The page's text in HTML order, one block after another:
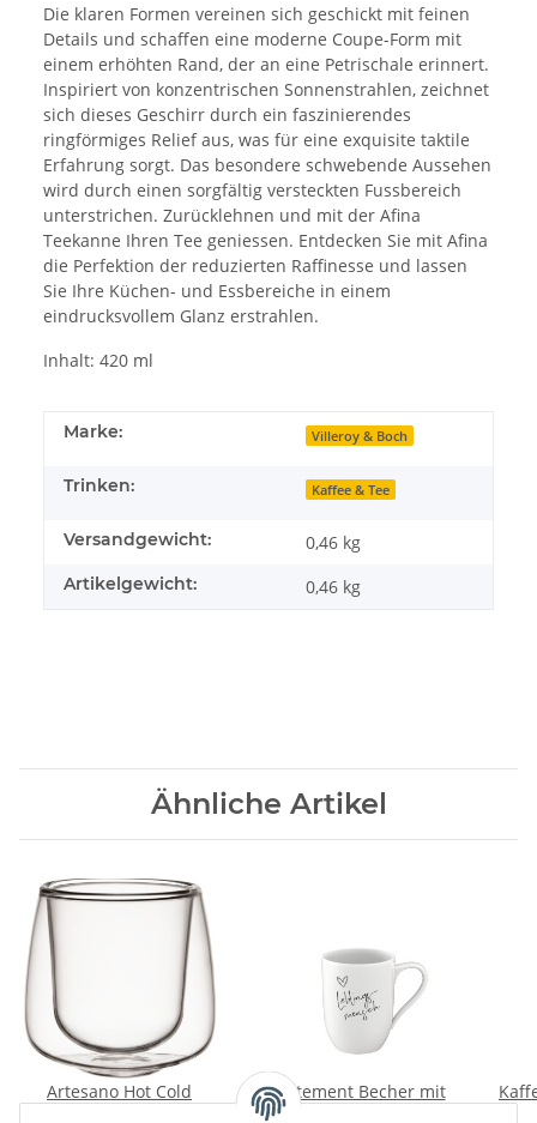
Die klaren Formen vereinen sich geschickt mit feinen
Details und schaffen eine moderne Coupe-Form mit
einem erhöhten Rand, der an eine Petrischale erinnert.
Inspiriert von konzentrischen Sonnenstrahlen, zeichnet
sich dieses Geschirr durch ein faszinierendes
ringförmiges Relief aus, was für eine exquisite taktile
Erfahrung sorgt. Das besondere schwebende Aussehen
wird durch einen sorgfältig versteckten Fussbereich
unterstrichen. Zurücklehnen und mit der Afina
Teekanne Ihren Tee geniessen. Entdecken Sie mit Afina
die Perfektion der reduzierten Raffinesse und lassen
Sie Ihre Küchen- und Essbereiche in einem
eindrucksvollem Glanz erstrahlen.
Inhalt: 420 ml
Marke: Villeroy & Boch
Trinken: Kaffee & Tee
Versandgewicht: 0,46 kg
Artikelgewicht: 0,46 kg
Ähnliche Artikel
Artesano Hot Cold
Statement Becher mit